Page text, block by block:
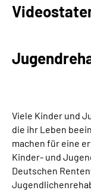
Experten
Suche
Language
Inhalte in
Viele Kinder und
die ihr Leben
machen für eine
Kinder- und
Deutschen